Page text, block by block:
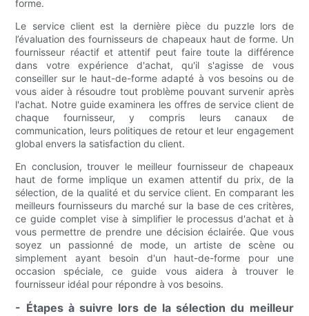
forme.
Le service client est la dernière pièce du puzzle lors de
l’évaluation des fournisseurs de chapeaux haut de forme. Un
fournisseur réactif et attentif peut faire toute la différence
dans votre expérience d'achat, qu'il s'agisse de vous
conseiller sur le haut-de-forme adapté à vos besoins ou de
vous aider à résoudre tout problème pouvant survenir après
l'achat. Notre guide examinera les offres de service client de
chaque fournisseur, y compris leurs canaux de
communication, leurs politiques de retour et leur engagement
global envers la satisfaction du client.
En conclusion, trouver le meilleur fournisseur de chapeaux
haut de forme implique un examen attentif du prix, de la
sélection, de la qualité et du service client. En comparant les
meilleurs fournisseurs du marché sur la base de ces critères,
ce guide complet vise à simplifier le processus d'achat et à
vous permettre de prendre une décision éclairée. Que vous
soyez un passionné de mode, un artiste de scène ou
simplement ayant besoin d'un haut-de-forme pour une
occasion spéciale, ce guide vous aidera à trouver le
fournisseur idéal pour répondre à vos besoins.
- Étapes à suivre lors de la sélection du meilleur